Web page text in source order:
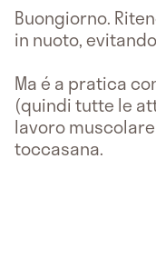
Buongiorno.
in nuoto,
Ma é a pratica
(quindi tutte le
lavoro
toccasana.